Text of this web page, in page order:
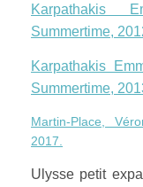
Karpathakis
Summertime,
Karpathakis
Summertime,
Martin-Place,
2017.
Ulysse petit